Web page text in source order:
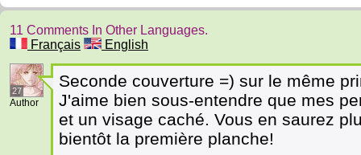
11 Comments In Other Languages.
Français
English
27
Author
Seconde couverture =) sur le même
J'aime bien sous-entendre que mes
et un visage caché. Vous en saurez
bientôt la première planche!